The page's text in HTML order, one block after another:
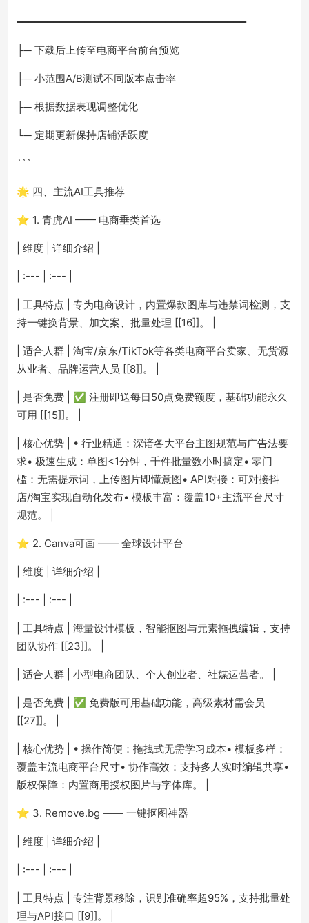
━━━━━━━━━━━━━━━━━━━━━━━━━━━━━━━━━━━━━
├─ 下载后上传至电商平台前台预览
├─ 小范围A/B测试不同版本点击率
├─ 根据数据表现调整优化
└─ 定期更新保持店铺活跃度
```
🌟 四、主流AI工具推荐
⭐ 1. 青虎AI —— 电商垂类首选
| 维度 | 详细介绍 |
| :--- | :--- |
| 工具特点 | 专为电商设计，内置爆款图库与违禁词检测，支
持一键换背景、加文案、批量处理 [[16]]。 |
| 适合人群 | 淘宝/京东/TikTok等各类电商平台卖家、无货源
从业者、品牌运营人员 [[8]]。 |
| 是否免费 | ✅ 注册即送每日50点免费额度，基础功能永久
可用 [[15]]。 |
| 核心优势 | • 行业精通：深谙各大平台主图规范与广告法要
求• 极速生成：单图<1分钟，千件批量数小时搞定• 零门
槛：无需提示词，上传图片即懂意图• API对接：可对接抖
店/淘宝实现自动化发布• 模板丰富：覆盖10+主流平台尺寸
规范。 |
⭐ 2. Canva可画 —— 全球设计平台
| 维度 | 详细介绍 |
| :--- | :--- |
| 工具特点 | 海量设计模板，智能抠图与元素拖拽编辑，支持
团队协作 [[23]]。 |
| 适合人群 | 小型电商团队、个人创业者、社媒运营者。 |
| 是否免费 | ✅ 免费版可用基础功能，高级素材需会员
[[27]]。 |
| 核心优势 | • 操作简便：拖拽式无需学习成本• 模板多样：
覆盖主流电商平台尺寸• 协作高效：支持多人实时编辑共享•
版权保障：内置商用授权图片与字体库。 |
⭐ 3. Remove.bg —— 一键抠图神器
| 维度 | 详细介绍 |
| :--- | :--- |
| 工具特点 | 专注背景移除，识别准确率超95%，支持批量处
理与API接口 [[9]]。 |